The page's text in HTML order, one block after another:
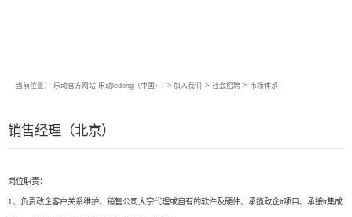
当前位置： 乐动官方网站-乐动ledong（中国）, > 加入我们 > 社会招聘 > 市场体系
销售经理（北京）
岗位职责：
1、负责政企客户关系维护、销售公司大宗代理或自有的软件及硬件、承揽政企it项目、承接it集成